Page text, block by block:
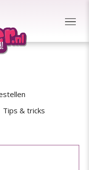
Tips & tricks